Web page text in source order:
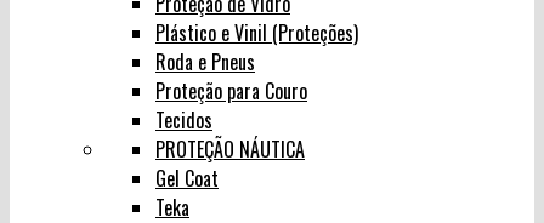
Plástico e Vinil (Proteções)
Roda e Pneus
Proteção para Couro
Tecidos
PROTEÇÃO NÁUTICA
Gel Coat
Teka